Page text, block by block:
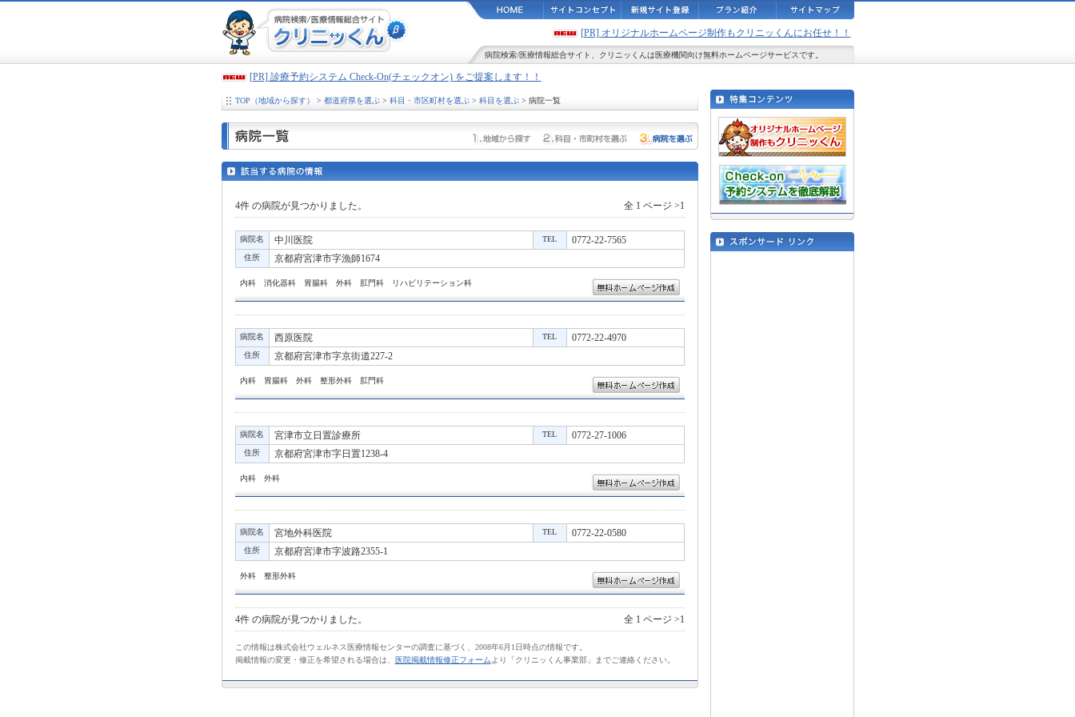
[PR] オリジナルホームページ制作もクリニッくんにお任せ！！
病院検索/医療情報総合サイト、 クリニッくん は医療機関向け無料ホームページサービスです。
[PR] 診療予約システム Check-On(チェックオン) をご提案します！！
TOP（地域から探す） > 都道府県を選ぶ> 科目・市区町村を選ぶ> 科目を選ぶ> 病院一覧
4件の病院が見つかりました。 全 1 ページ >1
病院名 中川医院 TEL 0772-22-7565
住所 京都府宮津市字漁師1674
内科 消化器科 胃腸科 外科 肛門科 リハビリテーション科
病院名 西原医院 TEL 0772-22-4970
住所 京都府宮津市字京街道227-2
内科 胃腸科 外科 整形外科 肛門科
病院名 宮津市立日置診療所 TEL 0772-27-1006
住所 京都府宮津市字日置1238-4
内科 外科
病院名 宮地外科医院 TEL 0772-22-0580
住所 京都府宮津市字波路2355-1
外科 整形外科
4件の病院が見つかりました。 全 1 ページ >1
この情報は株式会社ウェルネス医療情報センターの調査に基づく、2008年6月1日時点の情報です。
掲載情報の変更・修正を希望される場合は、
医院掲載情報修正フォーム より「クリニッくん事業部」までご連絡ください。